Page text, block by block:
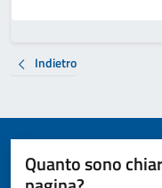
Indietro
Quanto sono